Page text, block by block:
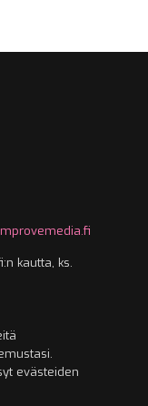
kautta, ks.
evästeiden